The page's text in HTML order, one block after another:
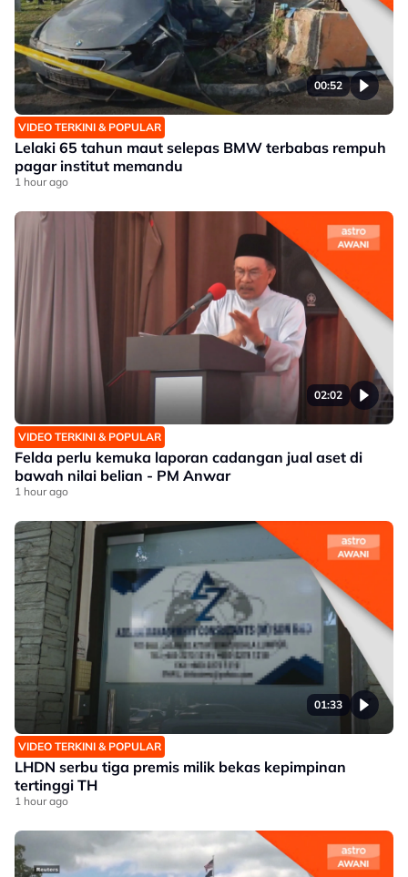
00:52
VIDEO TERKINI & POPULAR
Lelaki 65 tahun maut selepas BMW terbabas rempuh
pagar institut memandu
1 hour ago
02:02
VIDEO TERKINI & POPULAR
Felda perlu kemuka laporan cadangan jual aset di
bawah nilai belian - PM Anwar
1 hour ago
01:33
VIDEO TERKINI & POPULAR
LHDN serbu tiga premis milik bekas kepimpinan
tertinggi TH
1 hour ago